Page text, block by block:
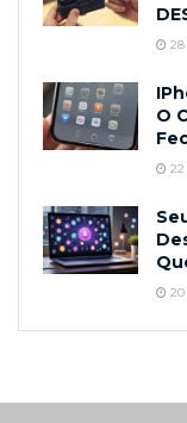
28
O
22
20